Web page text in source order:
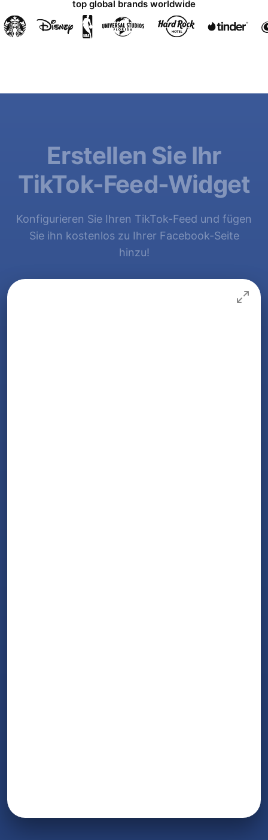
top global brands worldwide
Erstellen Sie Ihr
TikTok-Feed-Widget
Konfigurieren Sie Ihren TikTok-Feed und fügen
Sie ihn kostenlos zu Ihrer Facebook-Seite
hinzu!